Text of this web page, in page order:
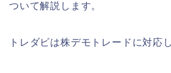
ついて解説します。
トレダビは株デモトレードに対応